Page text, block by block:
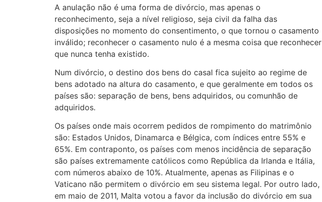
A anulação não é uma forma de divórcio, mas apenas o
reconhecimento, seja a nível religioso, seja civil da falha das
disposições no momento do consentimento, o que tornou o casamento
inválido; reconhecer o casamento nulo é a mesma coisa que reconhecer
que nunca tenha existido.
Num divórcio, o destino dos bens do casal fica sujeito ao regime de
bens adotado na altura do casamento, e que geralmente em todos os
países são: separação de bens, bens adquiridos, ou comunhão de
adquiridos.
Os países onde mais ocorrem pedidos de rompimento do matrimônio
são: Estados Unidos, Dinamarca e Bélgica, com índices entre 55% e
65%. Em contraponto, os países com menos incidência de separação
são países extremamente católicos como República da Irlanda e Itália,
com números abaixo de 10%. Atualmente, apenas as Filipinas e o
Vaticano não permitem o divórcio em seu sistema legal. Por outro lado,
em maio de 2011, Malta votou a favor da inclusão do divórcio em sua